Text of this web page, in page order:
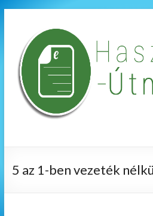
5 az 1-ben vezeték